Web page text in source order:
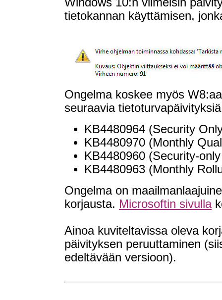
tietokannan käyttämisen,
Ongelma koskee myös
seuraavia
KB4480964 (Security
KB4480970 (Monthly
KB4480960 (Security-
KB4480963 (Monthly
Ongelma on
korjausta. Microsoftin sivulla
Ainoa kuviteltavissa oleva
päivityksen peruuttaminen
edeltävään versioon).